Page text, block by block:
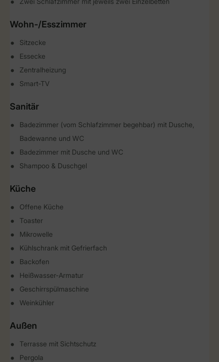
Wohn-/Esszimmer
Sitzecke
Essecke
Zentralheizung
Smart-TV
Sanitär
Badezimmer (vom Schlafzimmer begehbar) mit Dusche,
Badewanne und WC
Badezimmer mit Dusche und WC
Shampoo & Duschgel
Küche
Offene Küche
Toaster
Mikrowelle
Kühlschrank mit Gefrierfach
Backofen
Heißwasser-Armatur
Geschirrspülmaschine
Weinkühler
Außen
Terrasse mit Sichtschutz
Pergola